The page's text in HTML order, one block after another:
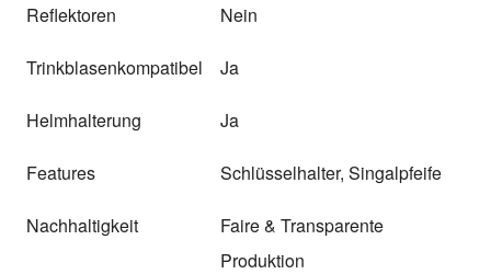
Reflektoren Nein
Trinkblasenkompatibel Ja
Helmhalterung Ja
Features Schlüsselhalter, Singalpfeife
Nachhaltigkeit
Faire & Transparente
Produktion